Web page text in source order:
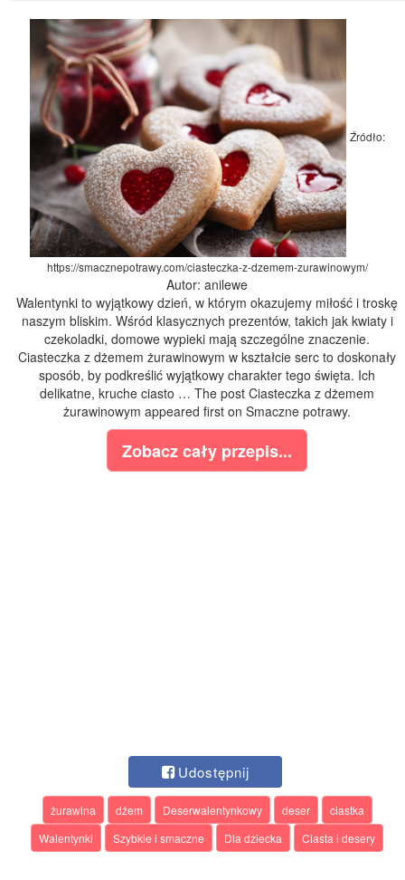
Źródło:
https://smacznepotrawy.com/ciasteczka-z-dzemem-zurawinowym/
Autor: anilewe
Walentynki to wyjątkowy dzień, w którym okazujemy miłość i troskę
naszym bliskim. Wśród klasycznych prezentów, takich jak kwiaty i
czekoladki, domowe wypieki mają szczególne znaczenie.
Ciasteczka z dżemem żurawinowym w kształcie serc to doskonały
sposób, by podkreślić wyjątkowy charakter tego święta. Ich
delikatne, kruche ciasto … The post Ciasteczka z dżemem
żurawinowym appeared first on Smaczne potrawy.
Zobacz cały przepis...
Udostępnij
żurawina dżem Deserwalentynkowy deser
ciastka
Walentynki
Szybkie i smaczne Dla dziecka Ciasta i desery